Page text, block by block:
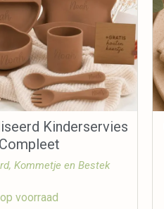
Kinderservies
Compleet
Kommetje en Bestek
op voorraad